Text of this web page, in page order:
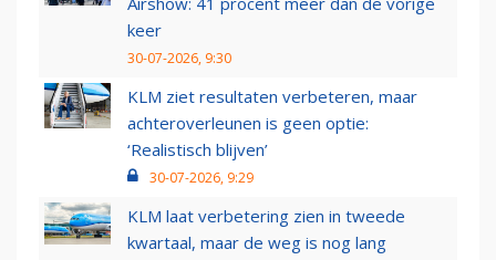
keer
30-07-2026, 9:30
KLM ziet resultaten verbeteren, maar
achteroverleunen is geen optie:
‘Realistisch blijven’
30-07-2026, 9:29
KLM laat verbetering zien in tweede
kwartaal, maar de weg is nog lang